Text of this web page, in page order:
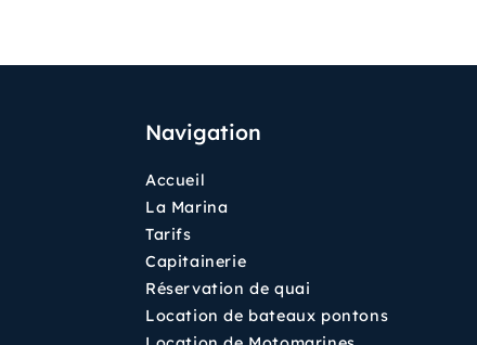
Navigation
Accueil
La Marina
Tarifs
Capitainerie
Réservation de quai
Location de bateaux pontons